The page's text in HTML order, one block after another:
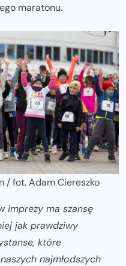
maratonu.
/ fot. Adam Ciereszko
imprezy ma szansę
jak prawdziwy
które
najmłodszych